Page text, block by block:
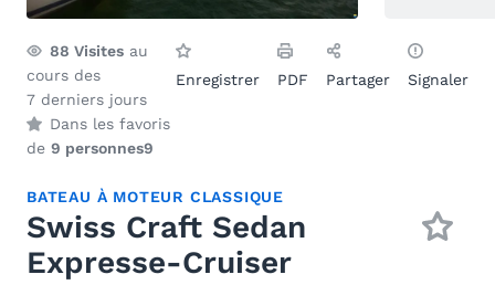
88 Visites au
cours des
7 derniers jours
Dans les favoris
de 9 personnes9
Enregistrer PDF Partager Signaler
BATEAU À MOTEUR CLASSIQUE
Swiss Craft Sedan
Expresse-Cruiser